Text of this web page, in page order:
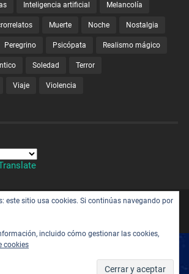
Inteligencia artificial Melancolía
Muerte Noche Nostalgia
Peregrino Psicópata Realismo mágico
Soledad Terror
Viaje Violencia
DE CASIOPEA
este sitio usa cookies. Si continúas navegando por
incluido cómo gestionar las cookies,
cookies